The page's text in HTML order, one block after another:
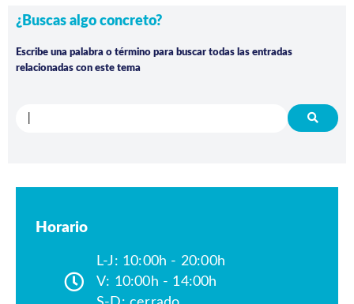
¿Buscas algo concreto?
Escribe una palabra o término para buscar todas las entradas
relacionadas con este tema
Horario
L-J: 10:00h - 20:00h
V: 10:00h - 14:00h